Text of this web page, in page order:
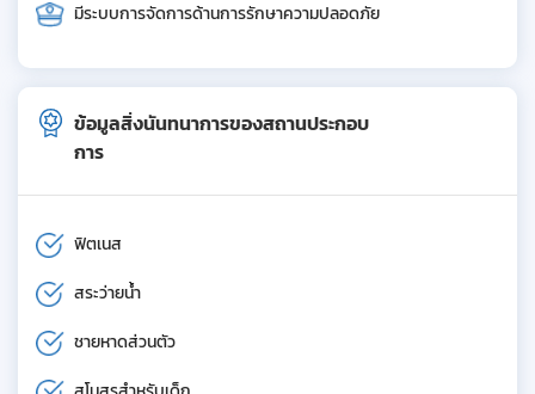
มีระบบการจัดการด้านการรักษาความปลอดภัย
ข้อมูลสิ่งนันทนาการของสถานประกอบ
การ
ฟิตเนส
สระว่ายน้ำ
ชายหาดส่วนตัว